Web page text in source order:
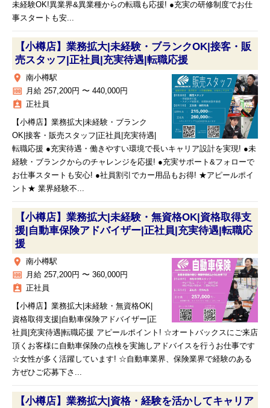
未経験OK!異業界&異業種からの転職も応援! ●充実の研修制度でお仕
事スタートも安...
【小樽店】業務拡大|未経験・ブランクOK|接客・販
売スタッフ|正社員|充実待遇|転職応援
place 南小樽駅
money 月給 257,200円 〜 440,000円
assignment_ind 正社員
【小樽店】業務拡大|未経験・ブランク
OK|接客・販売スタッフ|正社員|充実待遇|
転職応援 ●充実待遇・働きやすい環境で長いキャリア設計を実現! ●未
経験・ブランクからのチャレンジを応援! ●充実サポート&フォローで
お仕事スタートも安心! ●社員割引でカー用品もお得! ★アピールポイ
ント★ 業界経験不...
【小樽店】業務拡大|未経験・無資格OK|資格取得支
援|自動車保険アドバイザー|正社員|充実待遇|転職応
援
place 南小樽駅
money 月給 257,200円 〜 360,000円
assignment_ind 正社員
【小樽店】業務拡大|未経験・無資格OK|
資格取得支援|自動車保険アドバイザー|正
社員|充実待遇|転職応援 アピールポイント! ☆オートバックスにご来店
頂くお客様に自動車保険の点検を実施しアドバイスを行うお仕事です
☆女性が多く活躍しています! ☆自動車業界、保険業界で経験のある
方ぜひご応募下さ...
【小樽店】業務拡大|資格・経験を活かしてキャリア